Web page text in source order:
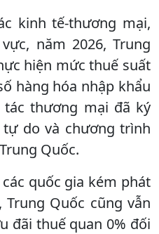
kinh tế-thương mại,
năm 2026, Trung
hiện mức thuế suất
hàng hóa nhập khẩu
thương mại đã ký
do và chương trình
Quốc.
quốc gia kém phát
Quốc cũng vẫn
đãi thuế quan 0% đối